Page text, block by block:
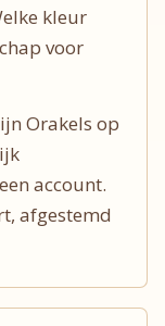
kleur
voor
Orakels op
account.
afgestemd